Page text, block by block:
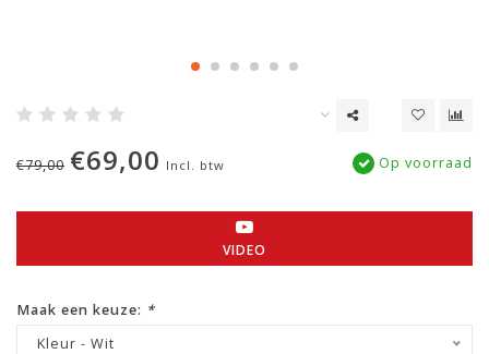
€79,00 €69,00 Incl. btw Op voorraad
VIDEO
Maak een keuze: *
Kleur - Wit